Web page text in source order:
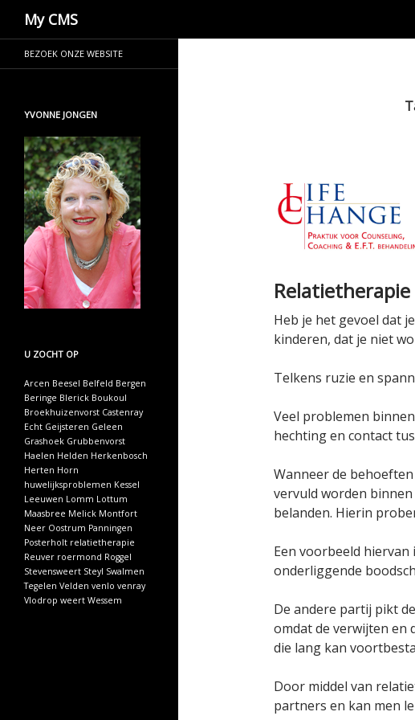
My CMS
Zoeken
Heb je het gevoel dat
kinderen, dat je niet
Telkens ruzie en
Veel problemen
hechting en contact
Wanneer de
vervuld worden
belanden. Hierin
Een voorbeeld
onderliggende
De andere partij pikt
omdat de verwijten en
die lang kan
Door middel van
partners en kan men
BEZOEK ONZE WEBSITE
YVONNE JONGEN
U ZOCHT OP
Arcen Beesel Belfeld Bergen
Beringe Blerick Boukoul
Broekhuizenvorst Castenray
Echt Geijsteren Geleen
Grashoek Grubbenvorst
Haelen Helden Herkenbosch
Herten Horn
huwelijksproblemen Kessel
Leeuwen Lomm Lottum
Maasbree Melick Montfort
Neer Oostrum Panningen
Posterholt relatietherapie
Reuver roermond Roggel
Stevensweert Steyl Swalmen
Tegelen Velden venlo venray
Vlodrop weert Wessem